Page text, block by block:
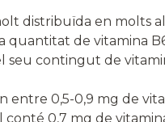
distribuïda en molts
de vitamina
contingut de
entre 0,5-0,9 mg de
0,7 mg de